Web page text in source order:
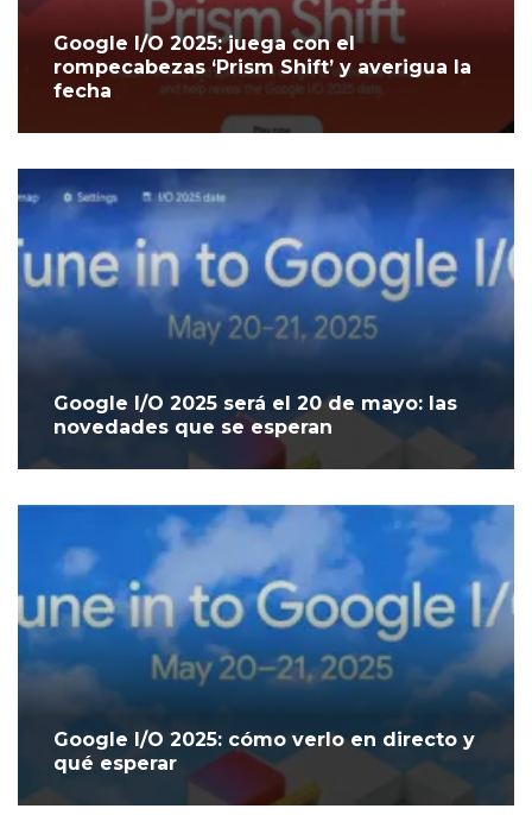
Google I/O 2025: juega con el
rompecabezas ‘Prism Shift’ y averigua la
fecha
Google I/O 2025 será el 20 de mayo: las
novedades que se esperan
Google I/O 2025: cómo verlo en directo y
qué esperar